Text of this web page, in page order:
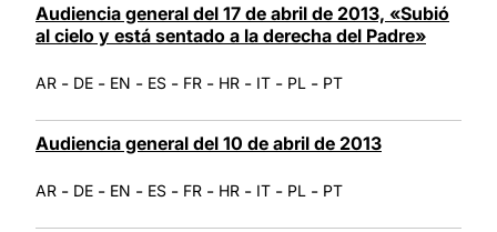
Audiencia general del 17 de abril de 2013, «Subió
al cielo y está sentado a la derecha del Padre»
AR - DE - EN - ES - FR - HR - IT - PL - PT
Audiencia general del 10 de abril de 2013
AR - DE - EN - ES - FR - HR - IT - PL - PT